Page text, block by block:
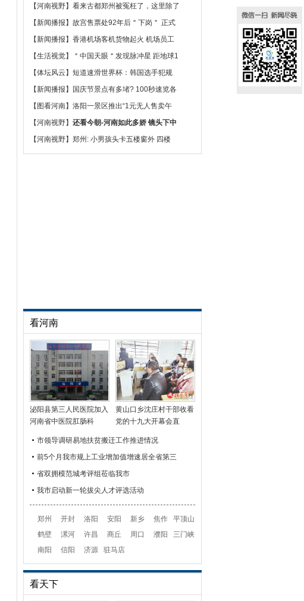
【河南视野】 看来古都郑州被冤枉了，这里除了
【新闻播报 】 故宫售票处92年后＂下岗＂ 正式
【新闻播报 】 香港机场客机货物起火 机场员工
【生活视觉】
＂中国天眼＂发现脉冲星 距地球1
【体坛风云 】 短道速滑世界杯：韩国选手犯规
【新闻播报 】
国庆节景点有多堵? 100秒速览各
【 图看河南】 洛阳一景区推出“1元无人售卖午
【河南视野】 还看今朝-河南如此多娇 镜头下中
【河南视野】 郑州: 小男孩头卡五楼窗外 四楼
看河南
泌阳县第三人民医院加入
河南省中医院肛肠科
黄山口乡沈庄村干部收看
党的十九大开幕会直
市领导调研易地扶贫搬迁工作推进情况
前5个月我市规上工业增加值增速居全省第三
省双拥模范城考评组莅临我市
我市启动新一轮拔尖人才评选活动
郑州 开封 洛阳 安阳 新乡 焦作
平顶山
鹤壁
漯河 许昌 商丘 周口 濮阳
三门峡
南阳
信阳 济源 驻马店
看天下